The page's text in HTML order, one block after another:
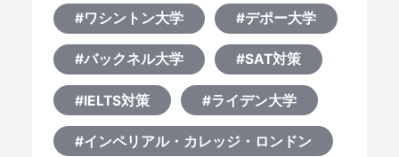
#ワシントン大学 #デポー大学
#バックネル大学 #SAT対策
#IELTS対策 #ライデン大学
#インペリアル・カレッジ・ロンドン